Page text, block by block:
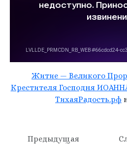
Житие — Великого
Крестителя Господня
ТихаяРадость.рф
Предыдущая